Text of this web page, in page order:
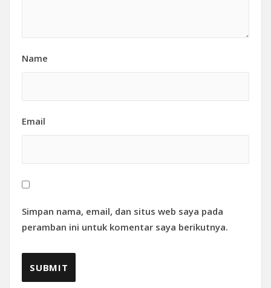
Name
Email
Simpan nama, email, dan situs web saya pada
peramban ini untuk komentar saya berikutnya.